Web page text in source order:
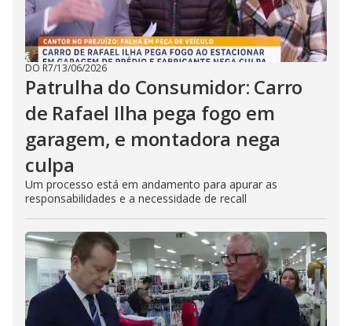
DO R7/13/06/2026
Patrulha do Consumidor: Carro
de Rafael Ilha pega fogo em
garagem, e montadora nega
culpa
Um processo está em andamento para apurar as
responsabilidades e a necessidade de recall